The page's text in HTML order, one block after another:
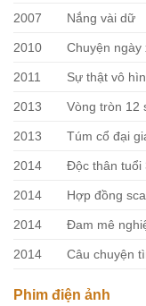
2007
Nắng vài dữ
2010 Chuyện ngày
2011 Sự thật vô
2013 Vòng tròn 12
2013 Túm cổ đại
2014 Độc thân tuổi
2014 Hợp đồng
2014 Đam mê
2014 Câu chuyện
Phim điện ảnh